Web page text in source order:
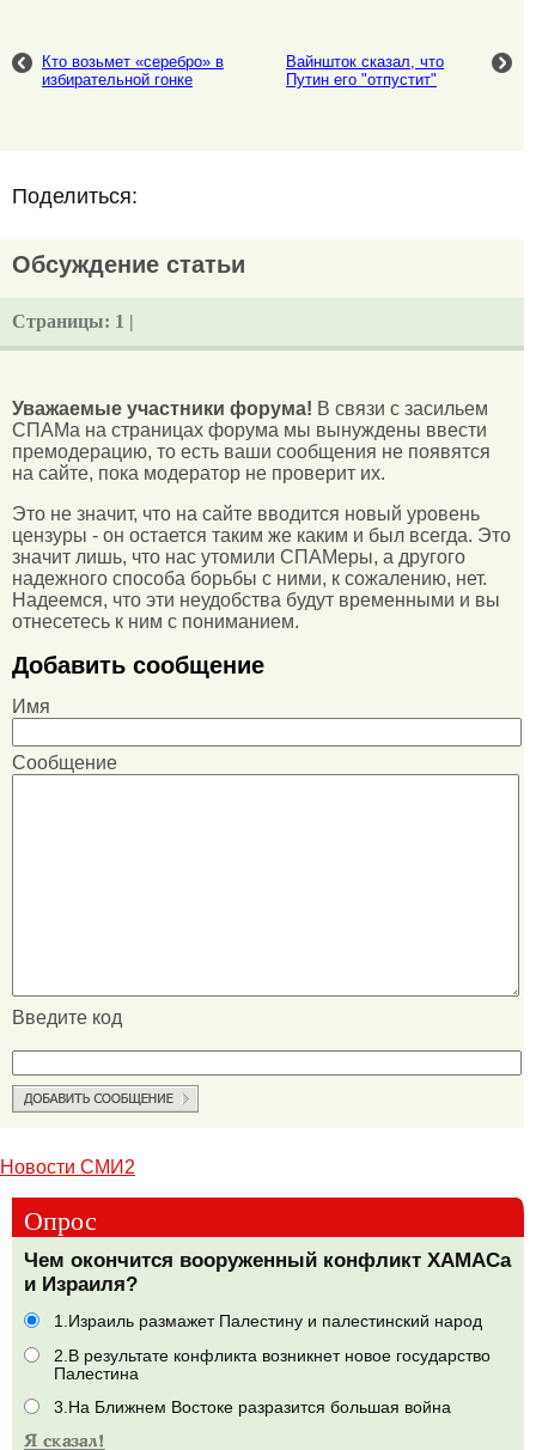
Кто возьмет «серебро» в
избирательной гонке
Вайншток сказал, что
Путин его "отпустит"
Поделиться:
Обсуждение статьи
Страницы: 1 |
Уважаемые участники форума! В связи с засильем
СПАМа на страницах форума мы вынуждены ввести
премодерацию, то есть ваши сообщения не появятся
на сайте, пока модератор не проверит их.
Это не значит, что на сайте вводится новый уровень
цензуры - он остается таким же каким и был всегда. Это
значит лишь, что нас утомили СПАМеры, а другого
надежного способа борьбы с ними, к сожалению, нет.
Надеемся, что эти неудобства будут временными и вы
отнесетесь к ним с пониманием.
Добавить сообщение
Имя
Сообщение
Введите код
Новости СМИ2
Опрос
Чем окончится вооруженный конфликт ХАМАСа
и Израиля?
1.Израиль размажет Палестину и палестинский народ
2.В результате конфликта возникнет новое государство
Палестина
3.На Ближнем Востоке разразится большая война